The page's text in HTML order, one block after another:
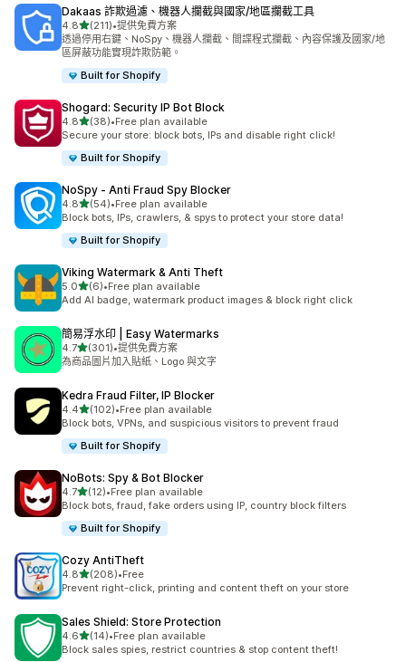
Dakaas 詐欺過濾、機器人攔截與國家/地區攔截工具
4.8滿分 5 顆星
(211)
共有 211 則評價
•提供免費方案
透過停用右鍵、NoSpy、機器人攔截、間諜程式攔截、內容保護及國家/地
區屏蔽功能實現詐欺防範。
Built for Shopify
Shogard: Security IP Bot Block
4.8滿分 5 顆星
(38)
共有 38 則評價
•Free plan available
Secure your store: block bots, IPs and disable right click!
Built for Shopify
NoSpy ‑ Anti Fraud Spy Blocker
4.8滿分 5 顆星
(54)
共有 54 則評價
•Free plan available
Block bots, IPs, crawlers, & spys to protect your store data!
Built for Shopify
Viking Watermark & Anti Theft
5.0滿分 5 顆星
(6)
共有 6 則評價
•Free plan available
Add AI badge, watermark product images & block right click
簡易浮水印 | Easy Watermarks
4.7滿分 5 顆星
(301)
共有 301 則評價
•提供免費方案
為商品圖片加入貼紙、Logo 與文字
Kedra Fraud Filter, IP Blocker
4.4滿分 5 顆星
(102)
共有 102 則評價
•Free plan available
Block bots, VPNs, and suspicious visitors to prevent fraud
Built for Shopify
NoBots: Spy & Bot Blocker
4.7滿分 5 顆星
(12)
共有 12 則評價
•Free plan available
Block bots, fraud, fake orders using IP, country block filters
Built for Shopify
Cozy AntiTheft
4.8滿分 5 顆星
(208)
共有 208 則評價
•Free
Prevent right-click, printing and content theft on your store
Sales Shield: Store Protection
4.6滿分 5 顆星
(14)
共有 14 則評價
•Free plan available
Block sales spies, restrict countries & stop content theft!